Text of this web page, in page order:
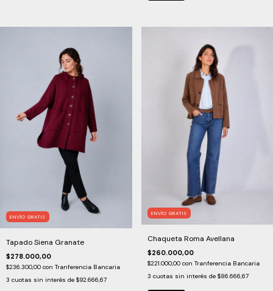
ENVÍO GRATIS
Tapado Siena Granate
$278.000,00
$236.300,00 con Tranferencia Bancaria
3 cuotas sin interés de $92.666,67
ENVÍO GRATIS
Chaqueta Roma Avellana
$260.000,00
$221.000,00 con Tranferencia Bancaria
3 cuotas sin interés de $86.666,67